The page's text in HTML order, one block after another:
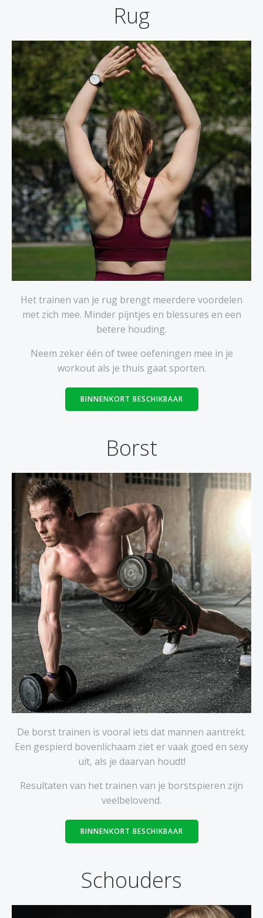
Rug
Het trainen van je rug brengt meerdere voordelen
met zich mee. Minder pijntjes en blessures en een
betere houding.
Neem zeker één of twee oefeningen mee in je
workout als je thuis gaat sporten.
BINNENKORT BESCHIKBAAR
Borst
De borst trainen is vooral iets dat mannen aantrekt.
Een gespierd bovenlichaam ziet er vaak goed en sexy
uit, als je daarvan houdt!
Resultaten van het trainen van je borstspieren zijn
veelbelovend.
BINNENKORT BESCHIKBAAR
Schouders